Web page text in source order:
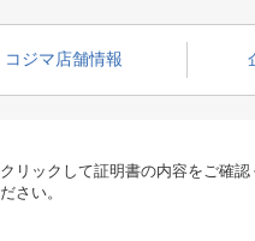
コジマ店舗情報
クリックして証明書の内容をご確認
ださい。